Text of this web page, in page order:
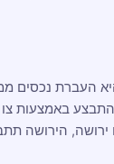
העברת נכסים
באמצעות צו
הירושה